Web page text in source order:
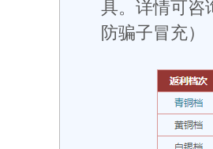
具。详情可咨
防骗子冒充）